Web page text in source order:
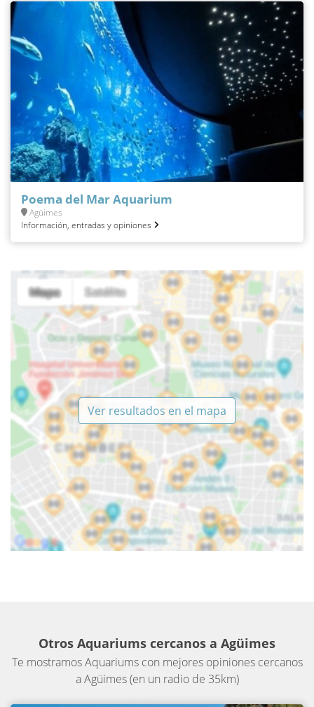
Poema del Mar Aquarium
Agüimes
Información, entradas y opiniones
Ver resultados en el mapa
Otros Aquariums cercanos a Agüimes
Te mostramos Aquariums con mejores opiniones cercanos
a Agüimes (en un radio de 35km)